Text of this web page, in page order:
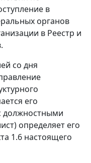
в
органов
в Реестр и
со дня
его
должностными
определяет его
1.6 настоящего